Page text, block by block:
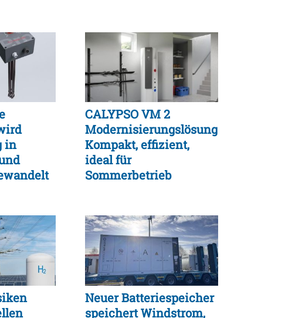
in
CALYPSO VM 2
Modernisierungslösung:
Kompakt, effizient,
ideal für
Sommerbetrieb
Neuer Batteriespeicher
speichert Windstrom,